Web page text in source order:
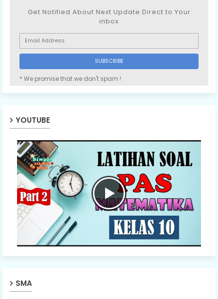
Get Notified About Next Update Direct to Your
inbox
* We promise that we don't spam !
YOUTUBE
SMA